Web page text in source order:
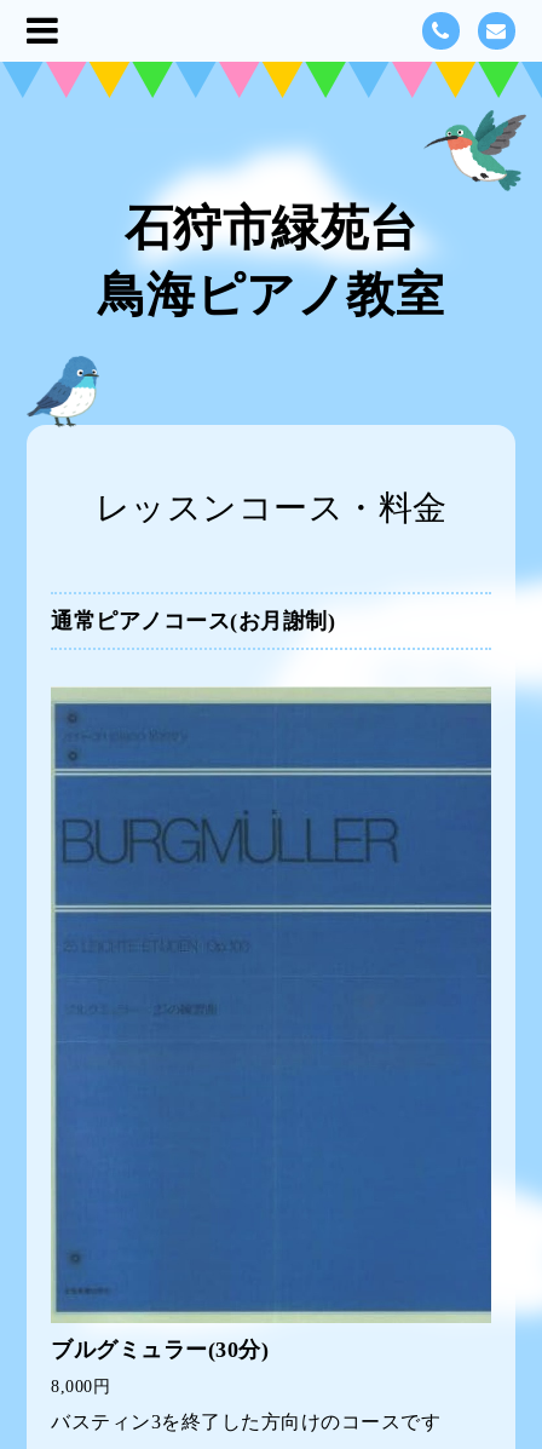
石狩市緑苑台
鳥海ピアノ教室
レッスンコース・料金
通常ピアノコース(お月謝制)
ブルグミュラー(30分)
8,000円
バスティン3を終了した方向けのコースです